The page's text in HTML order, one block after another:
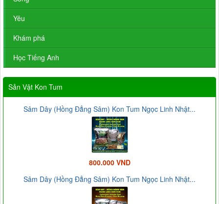
Yêu
Khám phá
Học Tiếng Anh
Sản Vật Kon Tum
Sâm Dây (Hồng Đẳng Sâm) Kon Tum Ngọc Linh Nhật...
800.000 VND
Sâm Dây (Hồng Đẳng Sâm) Kon Tum Ngọc Linh Nhật...